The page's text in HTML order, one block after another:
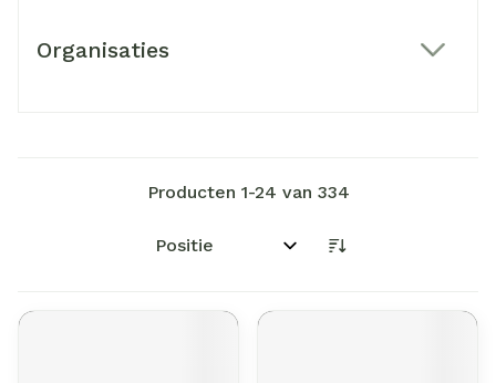
Organisaties
Producten 1-24 van 334
Sorteer op: